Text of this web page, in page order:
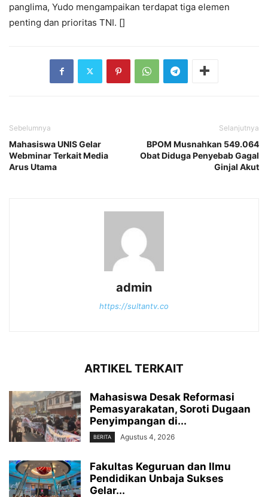
panglima, Yudo mengampaikan terdapat tiga elemen
penting dan prioritas TNI. []
Sebelumnya
Mahasiswa UNIS Gelar
Webminar Terkait Media
Arus Utama
Selanjutnya
BPOM Musnahkan 549.064
Obat Diduga Penyebab Gagal
Ginjal Akut
admin
https://sultantv.co
ARTIKEL TERKAIT
Mahasiswa Desak Reformasi
Pemasyarakatan, Soroti Dugaan
Penyimpangan di...
BERITA Agustus 4, 2026
Fakultas Keguruan dan Ilmu
Pendidikan Unbaja Sukses
Gelar...